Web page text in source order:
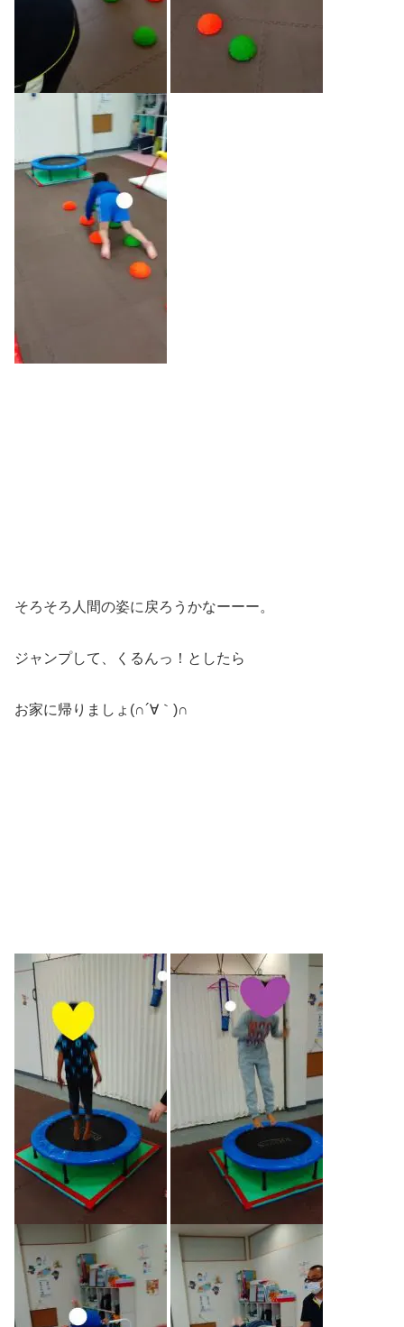
そろそろ人間の姿に戻ろうかなーーー。
ジャンプして、くるんっ！としたら
お家に帰りましょ(∩´∀｀)∩